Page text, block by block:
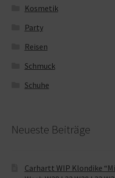
Kosmetik
Party
Reisen
Schmuck
Schuhe
Neueste Beiträge
Carhartt WIP Klondike